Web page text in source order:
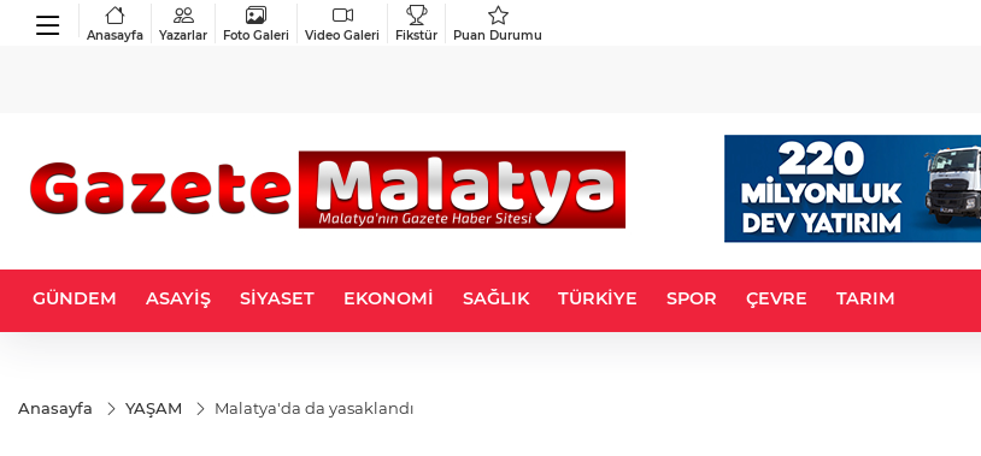
Anasayfa Yazarlar Foto Galeri Video Galeri Fikstür Puan Durumu
GÜNDEM ASAYİŞ SİYASET EKONOMİ SAĞLIK TÜRKİYE SPOR ÇEVRE TARIM
Anasayfa YAŞAM Malatya'da da yasaklandı